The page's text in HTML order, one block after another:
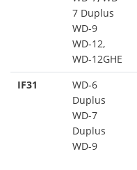
7 Duplus
WD-9
WD-12,
WD-12GHE
IF31
WD-6
Duplus
WD-7
Duplus
WD-9